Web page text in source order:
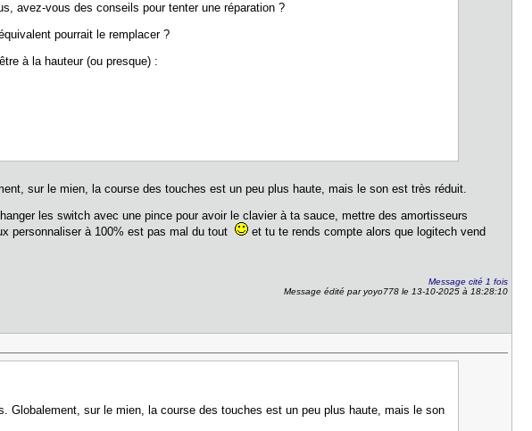
avez-vous des conseils pour tenter une réparation ?
pourrait le remplacer ?
à la hauteur (ou presque) :
sur le mien, la course des touches est un peu plus haute, mais le son est très réduit.
les switch avec une pince pour avoir le clavier à ta sauce, mettre des amortisseurs
personnaliser à 100% est pas mal du tout
et tu te rends compte alors que logitech vend
Message cité 1 fois
Message édité par yoyo778 le 13-10-2025 à 18:28:10
sur le mien, la course des touches est un peu plus haute, mais le son